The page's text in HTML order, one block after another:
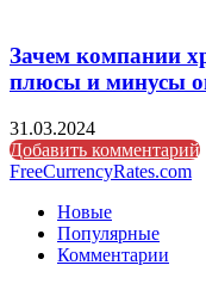
Зачем компании
плюсы и минусы
31.03.2024
Добавить комментарий
FreeCurrencyRates.com
Новые
Популярные
Комментарии